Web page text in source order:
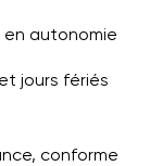
en autonomie
jours fériés
conforme